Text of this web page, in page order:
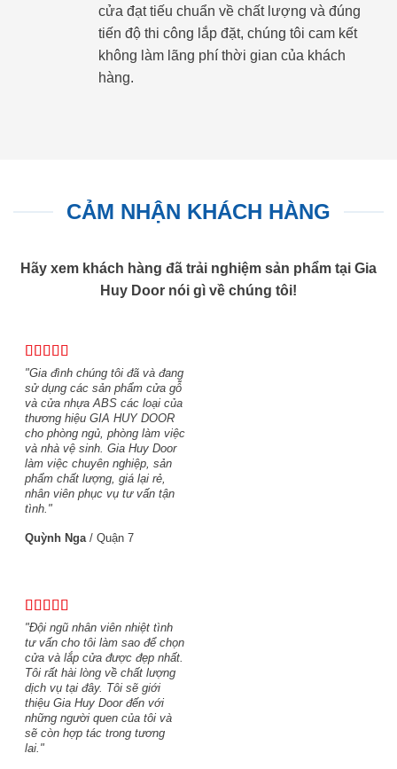
cửa đạt tiếu chuẩn về chất lượng và đúng
tiến độ thi công lắp đặt, chúng tôi cam kết
không làm lãng phí thời gian của khách
hàng.
CẢM NHẬN KHÁCH HÀNG
Hãy xem khách hàng đã trải nghiệm sản phẩm tại Gia
Huy Door nói gì về chúng tôi!
"Gia đình chúng tôi đã và đang
sử dụng các sản phẩm cửa gỗ
và cửa nhựa ABS các loại của
thương hiệu GIA HUY DOOR
cho phòng ngủ, phòng làm việc
và nhà vệ sinh. Gia Huy Door
làm việc chuyên nghiệp, sản
phẩm chất lượng, giá lại rẻ,
nhân viên phục vụ tư vấn tận
tình."
Quỳnh Nga / Quận 7
"Đội ngũ nhân viên nhiệt tình
tư vấn cho tôi làm sao để chọn
cửa và lắp cửa được đẹp nhất.
Tôi rất hài lòng về chất lượng
dịch vụ tại đây. Tôi sẽ giới
thiệu Gia Huy Door đến với
những người quen của tôi và
sẽ còn hợp tác trong tương
lai."